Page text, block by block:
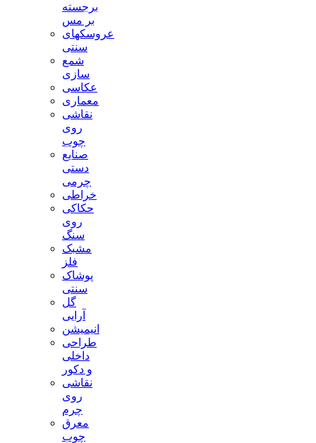
برجسته
بر مس
عروسکهای
سنتی
شمع
سازی
عکاسی
معماری
نقاشی
روی
چوب
صنایع
دستی
چرمی
خراطی
حکاکی
روی
سنگ
مشبک
فلز
پوشاک
سنتی
گل
آرایی
انیمیشن
طراحی
داخلی
و دکور
نقاشی
روی
چرم
معرق
چوب